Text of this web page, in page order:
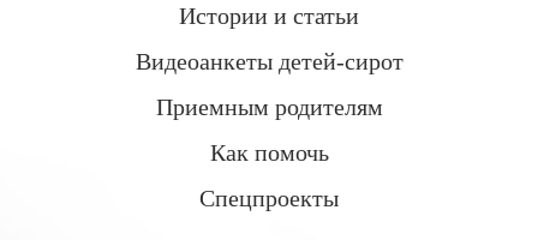
Истории и статьи
Видеоанкеты детей-сирот
Приемным родителям
Как помочь
Спецпроекты